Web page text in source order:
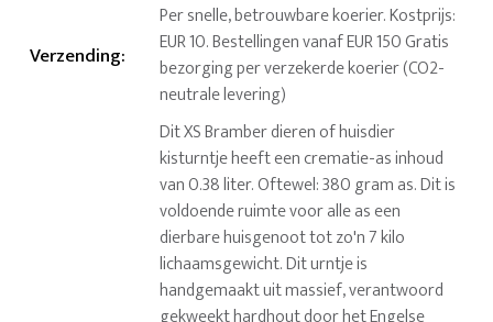
Verzending:
Per snelle, betrouwbare koerier. Kostprijs:
EUR 10. Bestellingen vanaf EUR 150 Gratis
bezorging per verzekerde koerier (CO2-
neutrale levering)
Dit XS Bramber dieren of huisdier
kisturntje heeft een crematie-as inhoud
van 0.38 liter. Oftewel: 380 gram as. Dit is
voldoende ruimte voor alle as een
dierbare huisgenoot tot zo'n 7 kilo
lichaamsgewicht. Dit urntje is
handgemaakt uit massief, verantwoord